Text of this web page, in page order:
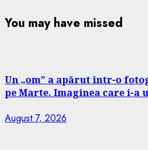
You may have missed
Un „om” a apărut într-o
pe Marte. Imaginea care i-a
August 7, 2026